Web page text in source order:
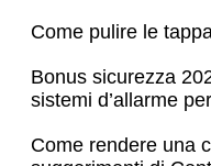
Come pulire le
Bonus sicurezza
sistemi d’allarme
Come rendere una